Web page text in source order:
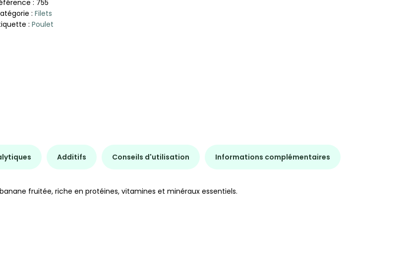
: 755
: Filets
: Poulet
Additifs Conseils d'utilisation Informations complémentaires
fruitée, riche en protéines, vitamines et minéraux essentiels.